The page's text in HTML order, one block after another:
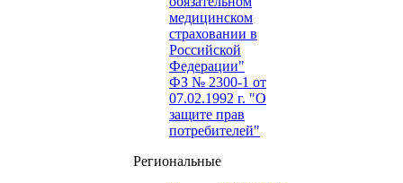
медицинском
страховании в
Российской
Федерации"
ФЗ № 2300-1 от
07.02.1992 г. "О
защите прав
потребителей"
Региональные